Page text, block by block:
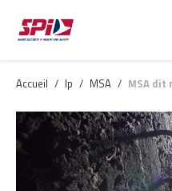
Aller au contenu principal
Skip to menu
Skip to footer
Accueil / lp / MSA / MSA dit